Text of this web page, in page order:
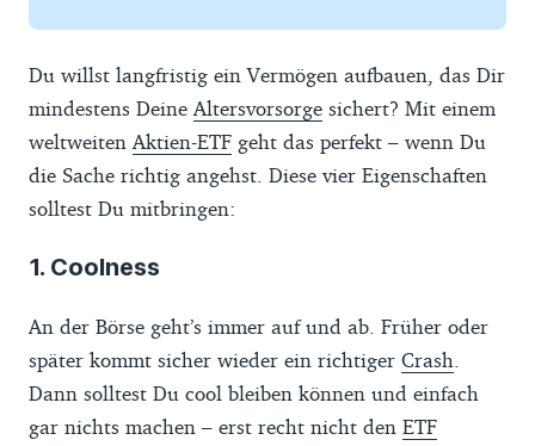
Du willst langfristig ein Vermögen aufbauen, das Dir
mindestens DeineAltersvorsorge sichert? Mit einem
weltweitenAktien-ETF geht das perfekt – wenn Du
die Sache richtig angehst. Diese vier Eigenschaften
solltest Du mitbringen:
1. Coolness
An der Börse geht’s immer auf und ab. Früher oder
später kommt sicher wieder ein richtiger Crash.
Dann solltest Du cool bleiben können und einfach
gar nichts machen – erst recht nicht den ETF